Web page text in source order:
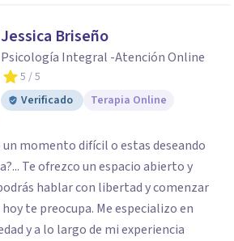
Jessica Briseño
Psicología Integral -Atención Online
5 / 5
Verificado
Terapia Online
un momento difícil o estas deseando
Te ofrezco un espacio abierto y
hablar con libertad y comenzar
Me especializo en
y a lo largo de mi experiencia